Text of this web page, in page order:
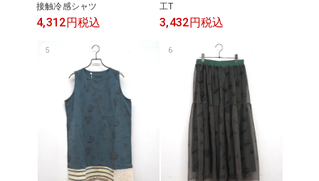
接触冷感シャツ
4,312円税込
工T
3,432円税込
5 6